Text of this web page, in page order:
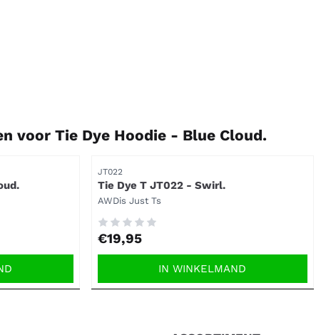
voorTie Dye Hoodie - Blue Cloud.
Artikelnummer
JT022
Tie Dye T JT022 - Swirl.
Merk:
AWDis Just Ts
Prijs: 19,95
€19,95
IN WINKELMAND